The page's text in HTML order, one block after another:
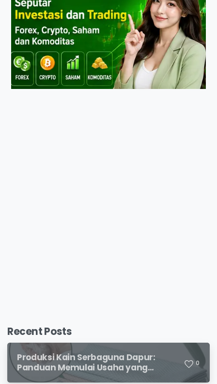
Recent Posts
Produksi Kain Serbaguna Dapur:
Panduan Memulai Usaha yang
Menjanjikan untuk Pebisnis Pemula
0